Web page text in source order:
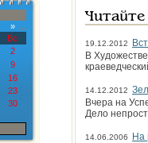
»
Вс
2
9
16
23
30
19.12.2012
В
14.12.2012
Вчера на
Дело
14.06.2006
На